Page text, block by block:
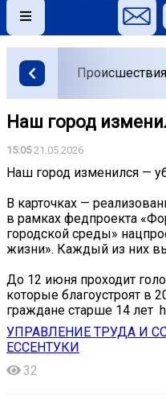
Происшествия
Наш город
15:0521.05.2026
Наш город изменился —
В карточках —
в рамках федпроекта
городской среды»
жизни». Каждый из них
До 12 июня проходит
которые благоустроят в
граждане старше 14 лет
УПРАВЛЕНИЕ ТРУДА И
ЕССЕНТУКИ
32